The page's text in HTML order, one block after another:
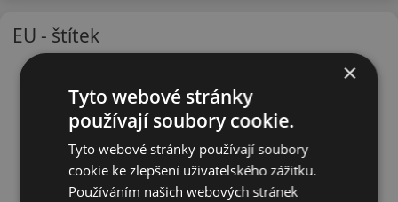
EU - štítek
×
Tyto webové stránky
používají soubory cookie.
Tyto webové stránky používají soubory
cookie ke zlepšení uživatelského zážitku.
Používáním našich webových stránek